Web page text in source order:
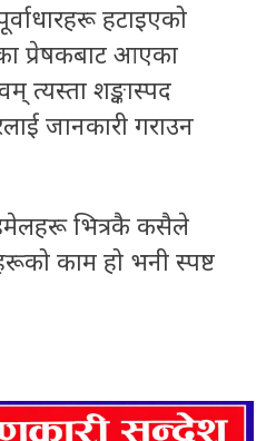
हटाइएको
प्रेषकबाट आएका
त्यस्ता शङ्कास्पद
जानकारी गराउन
भित्रकै कसैले
काम हो भनी स्पष्ट